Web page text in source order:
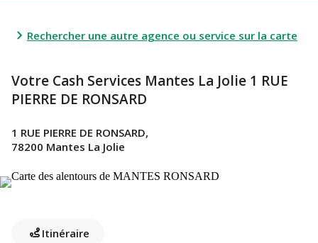
Rechercher une autre agence ou service sur la carte
Votre Cash Services Mantes La Jolie 1 RUE
PIERRE DE RONSARD
1 RUE PIERRE DE RONSARD,
78200 Mantes La Jolie
Itinéraire